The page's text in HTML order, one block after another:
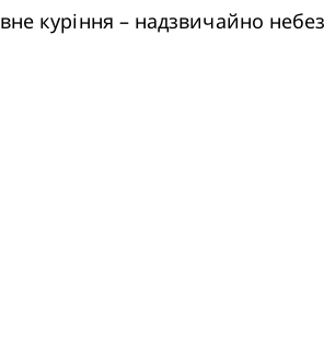
куріння – надзвичайно